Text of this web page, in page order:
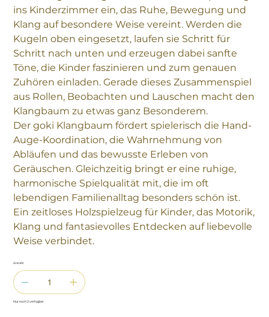
ins Kinderzimmer ein, das Ruhe, Bewegung und
Klang auf besondere Weise vereint. Werden die
Kugeln oben eingesetzt, laufen sie Schritt für
Schritt nach unten und erzeugen dabei sanfte
Töne, die Kinder faszinieren und zum genauen
Zuhören einladen. Gerade dieses Zusammenspiel
aus Rollen, Beobachten und Lauschen macht den
Klangbaum zu etwas ganz Besonderem.
Der goki Klangbaum fördert spielerisch die Hand-
Auge-Koordination, die Wahrnehmung von
Abläufen und das bewusste Erleben von
Geräuschen. Gleichzeitig bringt er eine ruhige,
harmonische Spielqualität mit, die im oft
lebendigen Familienalltag besonders schön ist.
Ein zeitloses Holzspielzeug für Kinder, das Motorik,
Klang und fantasievolles Entdecken auf liebevolle
Weise verbindet.
Anzahl
Nur noch 2 verfügbar